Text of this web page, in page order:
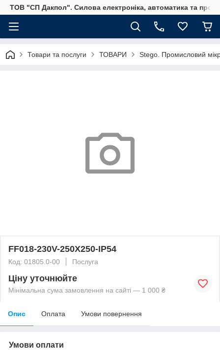
ТОВ "СП Дакпол". Силова електроніка, автоматика та
Товари та послуги ТОВАРИ Stego. Промисловий
FF018-230V-250X250-IP54
Код: 01805.0-00 Послуга
Ціну уточнюйте
Мінімальна сума замовлення на сайті — 1 000 ₴
Опис Оплата Умови повернення
Умови оплати